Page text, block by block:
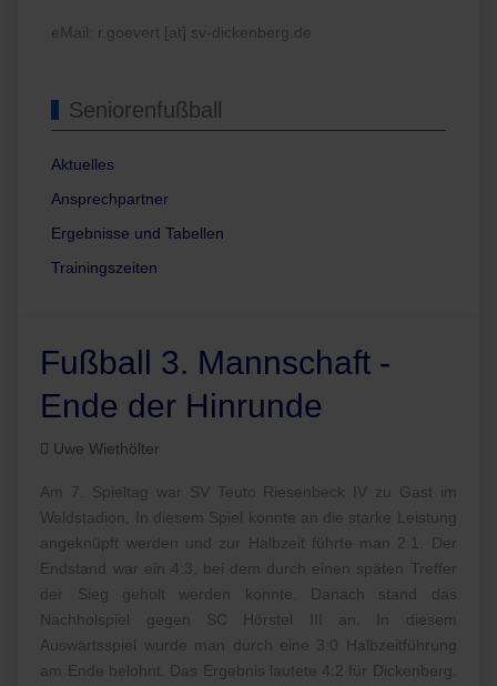
eMail: r.goevert [at] sv-dickenberg.de
Seniorenfußball
Aktuelles
Ansprechpartner
Ergebnisse und Tabellen
Trainingszeiten
Fußball 3. Mannschaft -
Ende der Hinrunde
Uwe Wiethölter
Am 7. Spieltag war SV Teuto Riesenbeck IV zu Gast im
Waldstadion. In diesem Spiel konnte an die starke Leistung
angeknüpft werden und zur Halbzeit führte man 2:1. Der
Endstand war ein 4:3, bei dem durch einen späten Treffer
der Sieg geholt werden konnte. Danach stand das
Nachholspiel gegen SC Hörstel III an. In diesem
Auswärtsspiel wurde man durch eine 3:0 Halbzeitführung
am Ende belohnt. Das Ergebnis lautete 4:2 für Dickenberg.